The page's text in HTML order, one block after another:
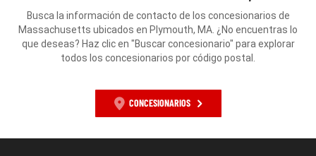
Busca la información de contacto de los concesionarios de
Massachusetts ubicados en Plymouth, MA. ¿No encuentras lo
que deseas? Haz clic en "Buscar concesionario" para explorar
todos los concesionarios por código postal.
CONCESIONARIOS